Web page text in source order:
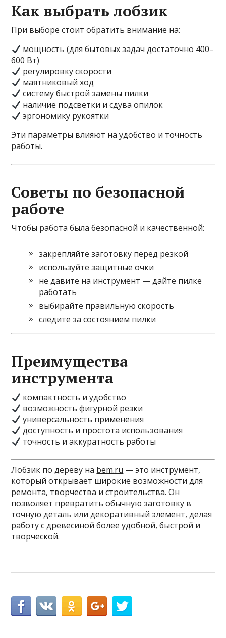
Как выбрать лобзик
При выборе стоит обратить внимание на:
мощность (для бытовых задач достаточно 400–
600 Вт)
регулировку скорости
маятниковый ход
систему быстрой замены пилки
наличие подсветки и сдува опилок
эргономику рукоятки
Эти параметры влияют на удобство и точность
работы.
Советы по безопасной
работе
Чтобы работа была безопасной и качественной:
закрепляйте заготовку перед резкой
используйте защитные очки
не давите на инструмент — дайте пилке
работать
выбирайте правильную скорость
следите за состоянием пилки
Преимущества
инструмента
компактность и удобство
возможность фигурной резки
универсальность применения
доступность и простота использования
точность и аккуратность работы
Лобзик по дереву на bem.ru — это инструмент,
который открывает широкие возможности для
ремонта, творчества и строительства. Он
позволяет превратить обычную заготовку в
точную деталь или декоративный элемент, делая
работу с древесиной более удобной, быстрой и
творческой.